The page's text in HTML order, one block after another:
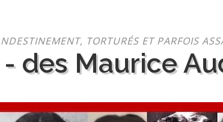
TORTURÉS ET PARFOIS
des Maurice